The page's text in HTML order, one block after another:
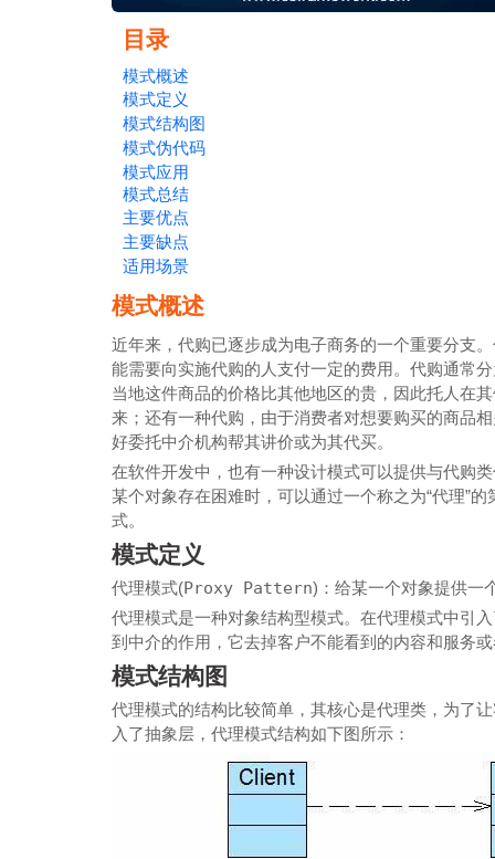
目录
模式概述
模式定义
模式结构图
模式伪代码
模式应用
模式总结
主要优点
主要缺点
适用场景
模式概述
近年来，代购已逐步成为电子商务的一个重要分支
能需要向实施代购的人支付一定的费用。代购通常
当地这件商品的价格比其他地区的贵，因此托人在
来；还有一种代购，由于消费者对想要购买的商品
好委托中介机构帮其讲价或为其代买。
在软件开发中，也有一种设计模式可以提供与代购
某个对象存在困难时，可以通过一个称之为“代理”
式。
模式定义
代理模式(Proxy Pattern)：给某一个对象提供一
代理模式是一种对象结构型模式。在代理模式中引
到中介的作用，它去掉客户不能看到的内容和服务
模式结构图
代理模式的结构比较简单，其核心是代理类，为了
入了抽象层，代理模式结构如下图所示：